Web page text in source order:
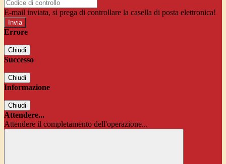
E-mail inviata, si prega di controllare la casella di posta elettronica!
Errore
Chiudi
Successo
Chiudi
Informazione
Chiudi
Attendere...
Attendere il completamento dell'operazione...